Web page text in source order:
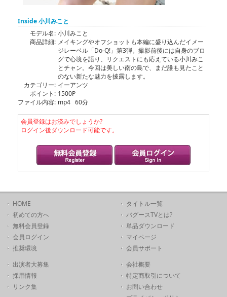
Inside 小川みこと
モデル名: 小川みこと
商品詳細: メイキングやオフショットも本編に盛り込んだイメー
ジレーベル「Do-Q!」第3弾。撮影前後には自身のブロ
グで心境を語り、リクエストにも応えている小川みこ
とチャン。今回は美しい南の島で、まだ誰も見たこと
のない新たな魅力を披露します。
カテゴリー: イーアンツ
ポイント: 1500P
ファイル内容: mp4 60分
会員登録はお済みでしょうか?
ログイン後ダウンロード可能です。
HOME
初めての方へ
無料会員登録
会員ログイン
推奨環境
タイトル一覧
バグースTVとは?
単品ダウンロード
マイページ
会員サポート
出演者大募集
採用情報
リンク集
会社概要
特定商取引について
お問い合わせ